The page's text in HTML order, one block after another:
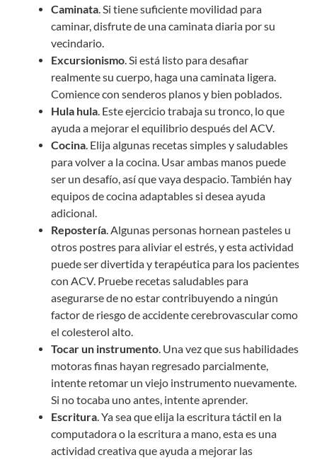
Caminata. Si tiene suficiente movilidad para
caminar, disfrute de una caminata diaria por su
vecindario.
Excursionismo. Si está listo para desafiar
realmente su cuerpo, haga una caminata ligera.
Comience con senderos planos y bien poblados.
Hula hula. Este ejercicio trabaja su tronco, lo que
ayuda a mejorar el equilibrio después del ACV.
Cocina. Elija algunas recetas simples y saludables
para volver a la cocina. Usar ambas manos puede
ser un desafío, así que vaya despacio. También hay
equipos de cocina adaptables si desea ayuda
adicional.
Repostería. Algunas personas hornean pasteles u
otros postres para aliviar el estrés, y esta actividad
puede ser divertida y terapéutica para los pacientes
con ACV. Pruebe recetas saludables para
asegurarse de no estar contribuyendo a ningún
factor de riesgo de accidente cerebrovascular como
el colesterol alto.
Tocar un instrumento. Una vez que sus habilidades
motoras finas hayan regresado parcialmente,
intente retomar un viejo instrumento nuevamente.
Si no tocaba uno antes, intente aprender.
Escritura. Ya sea que elija la escritura táctil en la
computadora o la escritura a mano, esta es una
actividad creativa que ayuda a mejorar las